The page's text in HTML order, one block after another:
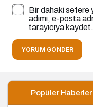
Bir dahaki sefere
adımı, e-posta
tarayıcıya kaydet.
YORUM GÖNDER
Popüler Haberler